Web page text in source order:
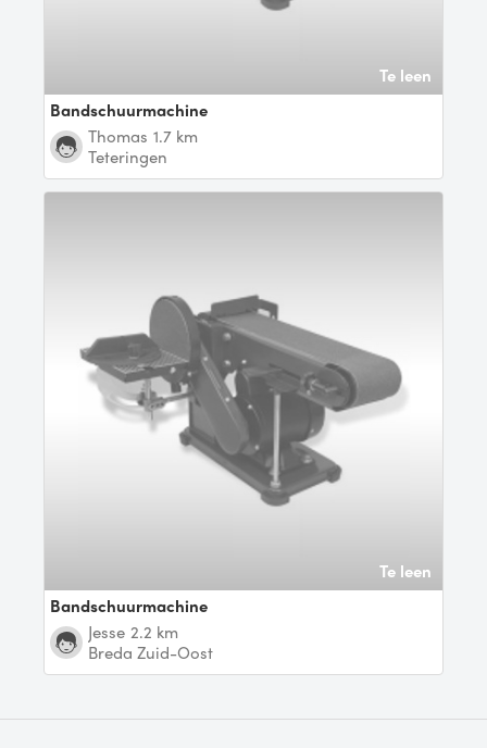
Te leen
Bandschuurmachine
Thomas 1.7 km
Teteringen
Te leen
Bandschuurmachine
Jesse 2.2 km
Breda Zuid-Oost